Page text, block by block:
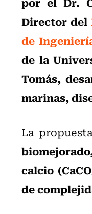
Director del
de
de la
Tomás,
marinas,
La
calcio
de